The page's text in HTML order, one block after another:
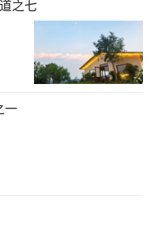
列报道之七
一